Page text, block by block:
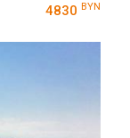
4830 BYN